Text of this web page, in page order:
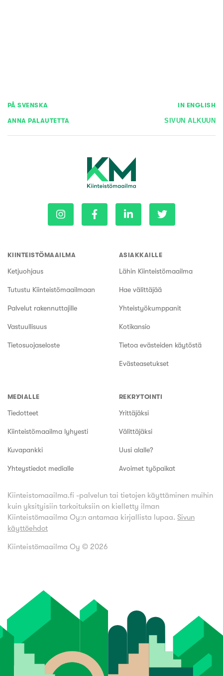
PÅ SVENSKA IN ENGLISH
ANNA PALAUTETTA SIVUN ALKUUN
KIINTEISTÖMAAILMA
Ketjuohjaus
Tutustu Kiinteistömaailmaan
Palvelut rakennuttajille
Vastuullisuus
Tietosuojaseloste
ASIAKKAILLE
Lähin Kiinteistömaailma
Hae välittäjää
Yhteistyökumppanit
Kotikansio
Tietoa evästeiden käytöstä
Evästeasetukset
MEDIALLE
Tiedotteet
Kiinteistömaailma lyhyesti
Kuvapankki
Yhteystiedot medialle
REKRYTOINTI
Yrittäjäksi
Välittäjäksi
Uusi alalle?
Avoimet työpaikat
Kiinteistomaailma.fi -palvelun tai tietojen käyttäminen muihin
kuin yksityisiin tarkoituksiin on kielletty ilman
Kiinteistömaailma Oy:n antamaa kirjallista lupaa. Sivun
käyttöehdot
Kiinteistömaailma Oy © 2026